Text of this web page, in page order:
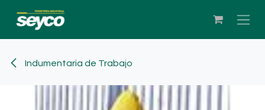
Ir al contenido
Indumentaria de Trabajo